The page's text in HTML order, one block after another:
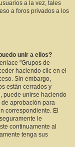
a la vez, tales
a foros privados a los
unir a ellos?
"Grupos de
haciendo clic en el
Sin embargo,
están cerrados y
puede unirse haciendo
aprobación para
correspondiente. El
le
continuamente al
tenga sus